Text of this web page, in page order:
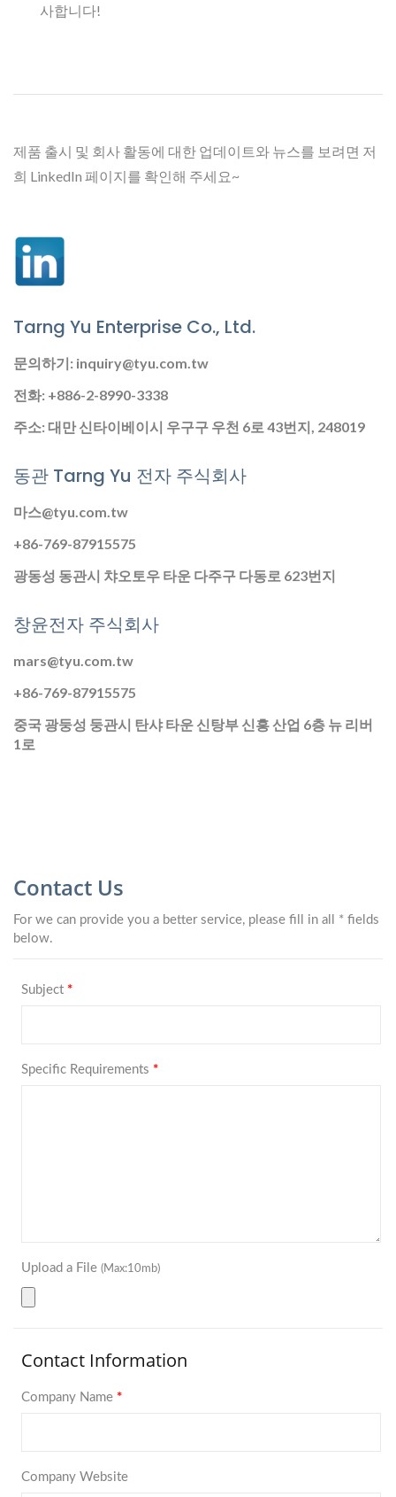
사합니다!
제품 출시 및 회사 활동에 대한 업데이트와 뉴스를 보려면 저
희 LinkedIn 페이지를 확인해 주세요~
Tarng Yu Enterprise Co., Ltd.
문의하기: inquiry@tyu.com.tw
전화: +886-2-8990-3338
주소: 대만 신타이베이시 우구구 우천 6로 43번지, 248019
동관 Tarng Yu 전자 주식회사
마스@tyu.com.tw
+86-769-87915575
광동성 동관시 챠오토우 타운 다주구 다동로 623번지
창윤전자 주식회사
mars@tyu.com.tw
+86-769-87915575
중국 광둥성 둥관시 탄샤 타운 신탕부 신흥 산업 6층 뉴 리버
1로